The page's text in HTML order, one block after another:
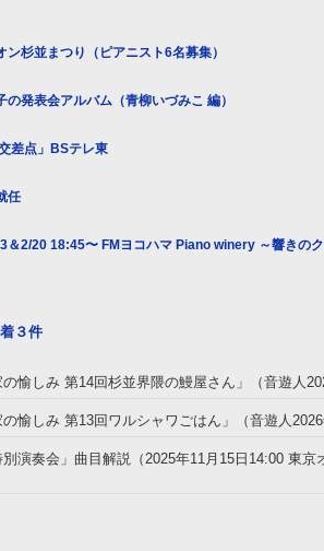
ン杉並まつり（ピアニスト6名募集）
の発表会アルバム（青柳いづみこ 編）
差点」BSテレ東
任
＆2/20 18:45〜 FMヨコハマ Piano winery ～響きの
３件
の愉しみ 第14回杉並界隈の鰻屋さん」（音遊人
の愉しみ 第13回ワルシャワごはん」（音遊人
演奏会」曲目解説（2025年11月15日14:00 東京